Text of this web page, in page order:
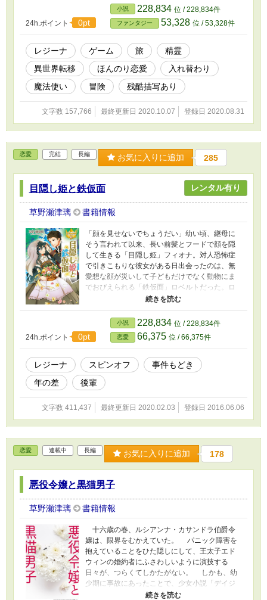
探すため、冒険者になることを決意。 そして
いとも簡単に魔法を使ったり、隠しダンジョン
に入ったりと、ゲームの裏技を駆使してクエス
トをこなしていく。けれどそんな彼女を、例の
魔人が付け狙っていて――？ 美少女キャラと
入れ替わり、ゲーム世界で大冒険!? 新感覚トリ
ップ・ファンタジー！ ----------------------- 下の
ほうに、第二部の目次へリンクをつなげており
ます。
24h.ポイント 0pt
小説 228,834 位 / 228,834件
ファンタジー 53,328 位 / 53,328件
レジーナ ゲーム 旅
精霊
異世界転移
ほんのり恋愛
入れ替わり
魔法使い
冒険 残酷描写あり
文字数 157,766 最終更新日 2020.10.07 登録日 2020.08.31
恋愛 完結 長編 お気に入りに追加 285
目隠し姫と鉄仮面 レンタル有り
草野瀬津璃 書籍情報
「顔を見せないでちょうだい」幼い頃、継母に
そう言われて以来、長い前髪とフードで顔を隠
して生きる「目隠し姫」フィオナ。対人恐怖症
で引きこもりな彼女がある日出会ったのは、無
愛想な顔が災いして子どもだけでなく動物にま
でおびえられる「鉄仮面」ロベルトだった。ロ
ベルトに助けられて以来、二人の間には少しず
つ恋が芽生え初め？ レジーナレーベルさまで
書籍化しましたので、本編は下げています。
スピンオフはアイシスが主人公の「斜陽の女主
人」、レネが主人公の「木陰の君」。他、番外
編の小話を少しです。 スピンオフも完結しま
した。ありがとうございました～。
24h.ポイント 0pt
小説 228,834 位 / 228,834件
恋愛 66,375 位 / 66,375件
レジーナ スピンオフ
事件もどき
年の差
後輩
文字数 411,437 最終更新日 2020.02.03 登録日 2016.06.06
恋愛 連載中 長編 お気に入りに追加 178
悪役令嬢と黒猫男子
草野瀬津璃 書籍情報
十六歳の春、ルシアンナ・カサンドラ伯爵令
嬢は、限界をむかえていた。 パニック障害を
抱えていることをひた隠しにして、王太子エド
ウィンの婚約者にふさわしいように演技する
日々が、つらくてしかたがない。 しかも、幼
少期に事故にあったことで、少女小説「デイジ
ア王国 春姫と太陽の王子」の世界に、悪役令